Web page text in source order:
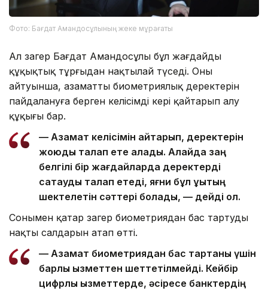
Фото: Бағдат Амандосұлының жеке мұрағаты
Ал заңгер Бағдат Амандосұлы бұл жағдайды
құқықтық тұрғыдан нақтылай түседі. Оның
айтуынша, азаматтың биометриялық деректерін
пайдалануға берген келісімді кері қайтарып алу
құқығы бар.
— Азамат келісімін қайтарып, деректерін
жоюды талап ете алады. Алайда заң
белгілі бір жағдайларда деректерді
сақтауды талап етеді, яғни бұл құқықтың
шектелетін сәттері болады, — дейді ол.
Сонымен қатар заңгер биометриядан бас тартудың
нақты салдарын атап өтті.
— Азамат биометриядан бас тартқаны үшін
барлық қызметтен шеттетілмейді. Кейбір
цифрлық қызметтерде, әсіресе банктердің